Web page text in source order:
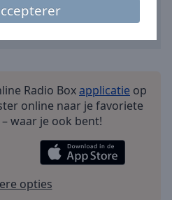
Radio Boxapplicatie op
online naar je favoriete
waar je ook bent!
opties